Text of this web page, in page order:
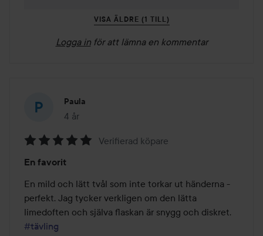
VISA ÄLDRE (1 TILL)
Logga in för att lämna en kommentar
Paula
4 år
Inlägget skapades 4 år
5
av
5
Verifierad köpare
En favorit
En mild och lätt tvål som inte torkar ut händerna -
perfekt. Jag tycker verkligen om den lätta
#tävling